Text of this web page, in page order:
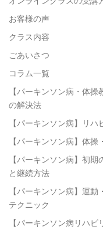
お客様の声
クラス内容
ごあいさつ
コラム一覧
【パーキンソン病・体
の解決法
【パーキンソン病】リ
【パーキンソン病】体
【パーキンソン病】初
と継続方法
【パーキンソン病】運
テクニック
【パーキンソン病リハ